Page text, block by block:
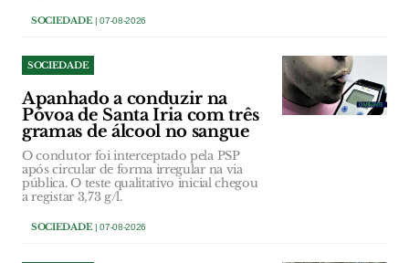
SOCIEDADE| 07-08-2026
SOCIEDADE
Apanhado a conduzir na
Póvoa de Santa Iria com três
gramas de álcool no sangue
O condutor foi interceptado pela PSP
após circular de forma irregular na via
pública. O teste qualitativo inicial chegou
a registar 3,73 g/l.
SOCIEDADE| 07-08-2026